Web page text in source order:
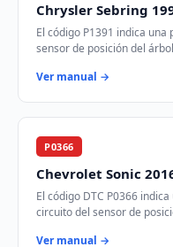
Chrysler Sebring
El código P1391 indica
sensor de posición del
Ver manual →
P0366
Chevrolet Sonic
El código DTC P0366
circuito del sensor de
Ver manual →